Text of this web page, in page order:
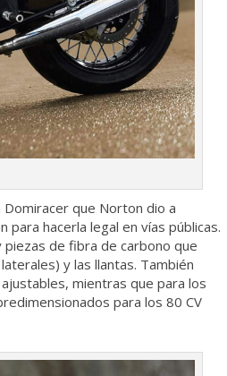
Domiracer que Norton dio a
para hacerla legal en vías públicas.
piezas de fibra de carbono que
y las llantas. También
mientras que para los
para los 80 CV